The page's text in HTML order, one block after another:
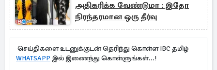
அதிகரிக்க வேண்டுமா : இதோ
நிரந்தரமான ஒரு தீர்வு
செய்திகளை உடனுக்குடன் தெரிந்து கொள்ள IBC தமிழ்
WHATSAPP இல் இணைந்து கொள்ளுங்கள்...!